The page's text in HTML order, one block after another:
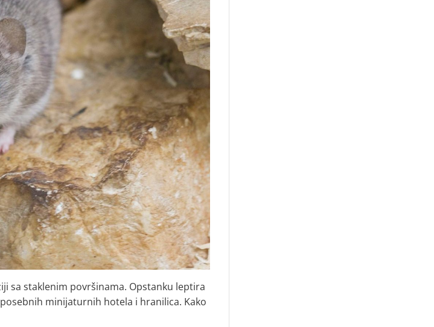
sa staklenim površinama. Opstanku leptira
minijaturnih hotela i hranilica. Kako